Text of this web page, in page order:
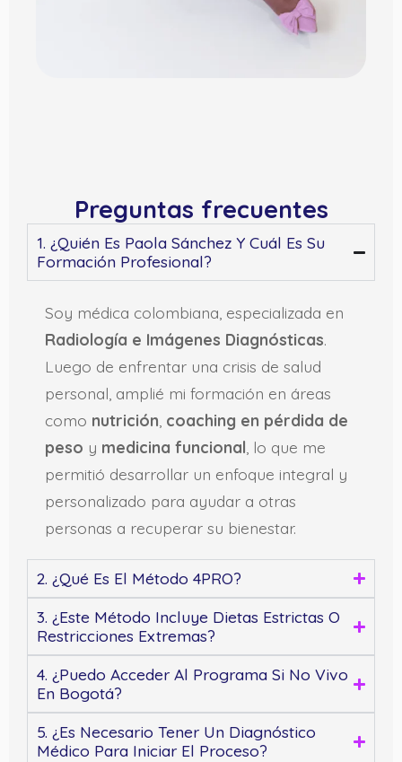
Preguntas frecuentes
1. ¿Quién Es Paola Sánchez Y Cuál Es Su
Formación Profesional?
Soy médica colombiana, especializada en
Radiología e Imágenes Diagnósticas.
Luego de enfrentar una crisis de salud
personal, amplié mi formación en áreas
como nutrición coaching en pérdida de
peso y medicina funcional , lo que me
permitió desarrollar un enfoque integral y
personalizado para ayudar a otras
personas a recuperar su bienestar.
2. ¿Qué Es El Método 4PRO?
3. ¿Este Método Incluye Dietas Estrictas O
Restricciones Extremas?
4. ¿Puedo Acceder Al Programa Si No Vivo
En Bogotá?
5. ¿Es Necesario Tener Un Diagnóstico
Médico Para Iniciar El Proceso?